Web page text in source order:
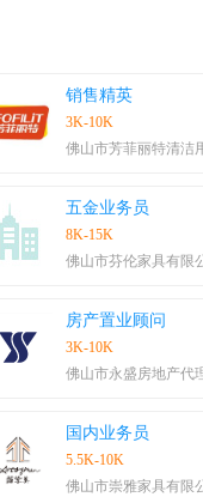
销售精英
3K-10K
佛山市芳菲丽特清洁
五金业务员
8K-15K
佛山市芬伦家具有限
房产置业顾问
3K-10K
佛山市永盛房地产代
国内业务员
5.5K-10K
佛山市崇雅家具有限